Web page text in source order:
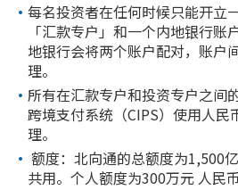
每名投资者在任何时候只能开立
「汇款专户」和一个内地银行
地银行会将两个账户配对，账户
理。
所有在汇款专户和投资专户之间
跨境支付系统（CIPS）使用人民
理。
额度：北向通的总额度为1,500
共用。个人额度为300万元 人民